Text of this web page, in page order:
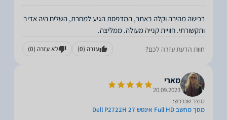
רכישה מהירה וקלה באתר, המדפסת הגיע למחרת, השליח היה אדיב
ותקשורתי. חוויית קנייה מעולה. ממליצה.
חוות הדעת עזרה לכם? עזרה (0) לא עזרה (0)
מארי
20.09.2023
מוצר שנרכש:
מסך מחשב Full HD אינטש 27 Dell P2722H